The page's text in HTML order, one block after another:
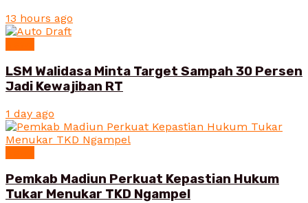
13 hours ago
LSM Walidasa Minta Target Sampah 30 Persen
Jadi Kewajiban RT
1 day ago
Pemkab Madiun Perkuat Kepastian Hukum
Tukar Menukar TKD Ngampel